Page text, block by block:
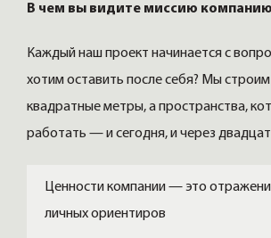
В чем вы видите миссию
Каждый наш проект начинается с
хотим оставить после себя? Мы
квадратные метры, а пространства,
работать — и сегодня, и через
Ценности компании — это
личных ориентиров